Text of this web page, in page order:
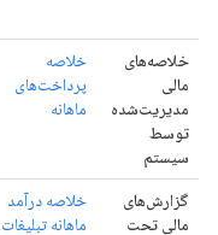
خلاصه‌های
مالی
مدیریت‌شده
توسط
سیستم
خلاصه
پرداخت‌های
ماهانه
گزارش‌های
مالی تحت
خلاصه درآمد
ماهانه تبلیغات